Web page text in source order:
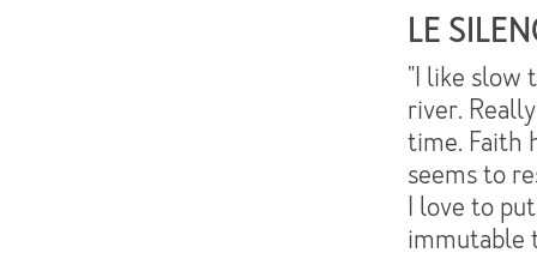
LE
"I like slow
river.
time. Faith
seems to
I love to
immutable